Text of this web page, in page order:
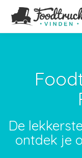
De
ontdek je